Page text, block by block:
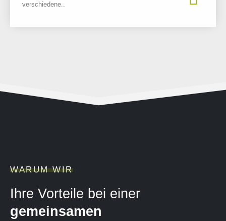
verschiedene..
WARUM WIR
Ihre Vorteile bei einer
gemeinsamen